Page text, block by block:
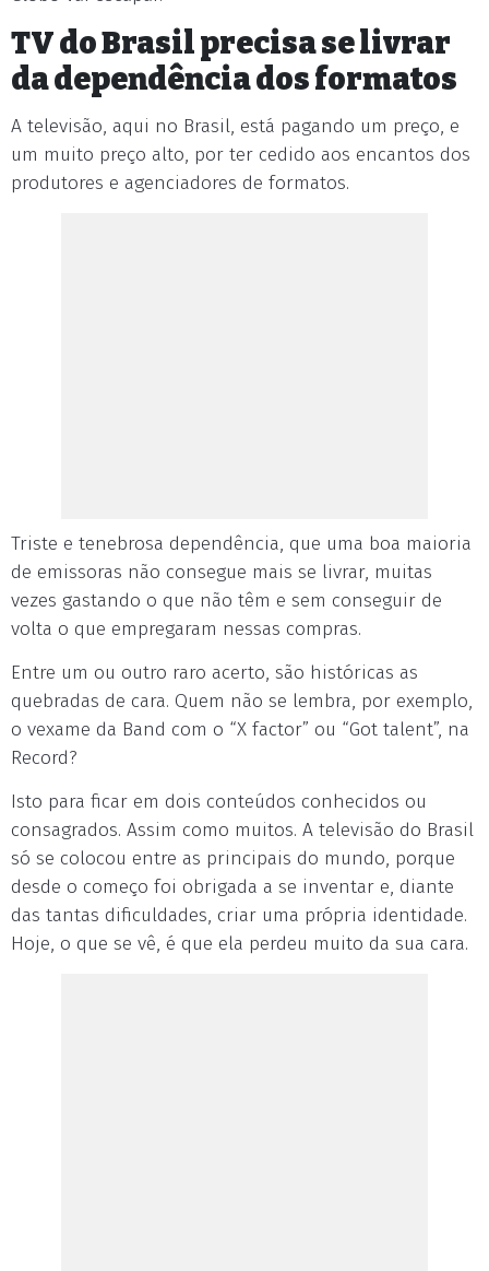
TV do Brasil precisa se livrar
da dependência dos formatos
A televisão, aqui no Brasil, está pagando um preço, e
um muito preço alto, por ter cedido aos encantos dos
produtores e agenciadores de formatos.
Triste e tenebrosa dependência, que uma boa maioria
de emissoras não consegue mais se livrar, muitas
vezes gastando o que não têm e sem conseguir de
volta o que empregaram nessas compras.
Entre um ou outro raro acerto, são históricas as
quebradas de cara. Quem não se lembra, por exemplo,
o vexame da Band com o “X factor” ou “Got talent”, na
Record?
Isto para ficar em dois conteúdos conhecidos ou
consagrados. Assim como muitos. A televisão do Brasil
só se colocou entre as principais do mundo, porque
desde o começo foi obrigada a se inventar e, diante
das tantas dificuldades, criar uma própria identidade.
Hoje, o que se vê, é que ela perdeu muito da sua cara.